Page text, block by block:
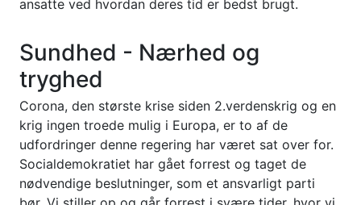
ansatte ved hvordan deres tid er bedst brugt.
Sundhed - Nærhed og
tryghed
Corona, den største krise siden 2.verdenskrig og en
krig ingen troede mulig i Europa, er to af de
udfordringer denne regering har været sat over for.
Socialdemokratiet har gået forrest og taget de
nødvendige beslutninger, som et ansvarligt parti